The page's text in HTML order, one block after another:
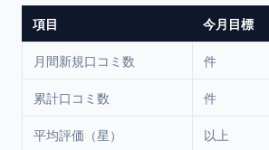
項目 今月目標
月間新規口コミ数 件
累計口コミ数 件
平均評価（星） 以上